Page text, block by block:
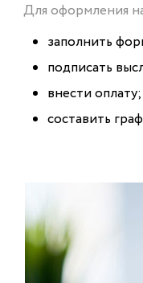
Для оформления
заполнить
подписать
внести оплату;
составить